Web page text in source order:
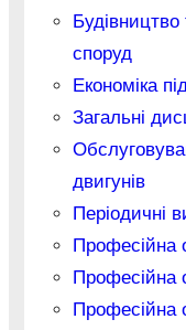
Будівництво
споруд
Економіка
Загальні
двигунів
Періодичні
Професійна
Професійна
Професійна